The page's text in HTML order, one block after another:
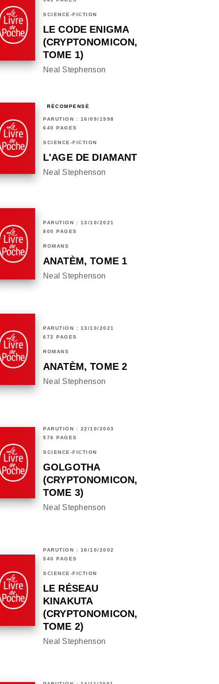
SCIENCE-FICTION
LE CODE ENIGMA
(CRYPTONOMICON,
TOME 1)
Neal Stephenson
RÉCOMPENSÉ
PARUTION : 16/09/1998
640 PAGES
SCIENCE-FICTION
L'AGE DE DIAMANT
Neal Stephenson
PARUTION : 13/10/2021
800 PAGES
ROMANS
ANATÈM, TOME 1
Neal Stephenson
PARUTION : 13/10/2021
672 PAGES
ROMANS
ANATÈM, TOME 2
Neal Stephenson
PARUTION : 22/10/2003
576 PAGES
SCIENCE-FICTION
GOLGOTHA
(CRYPTONOMICON,
TOME 3)
Neal Stephenson
PARUTION : 16/10/2002
540 PAGES
SCIENCE-FICTION
LE RÉSEAU
KINAKUTA
(CRYPTONOMICON,
TOME 2)
Neal Stephenson